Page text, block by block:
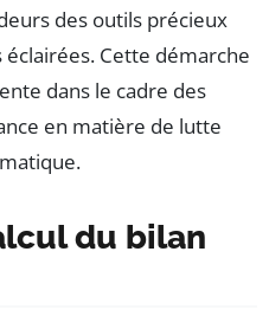
des outils précieux
Cette démarche
dans le cadre des
en matière de lutte
du bilan